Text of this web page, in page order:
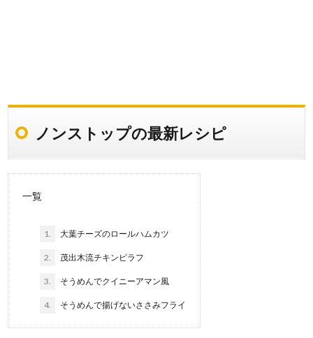
ノンストップの最新レシピ
一覧
1. 大葉チーズのロールハムカツ
2. 茂出木流チキンピラフ
3. そうめんでクイニーアマン風
4. そうめんで揚げないささみフライ